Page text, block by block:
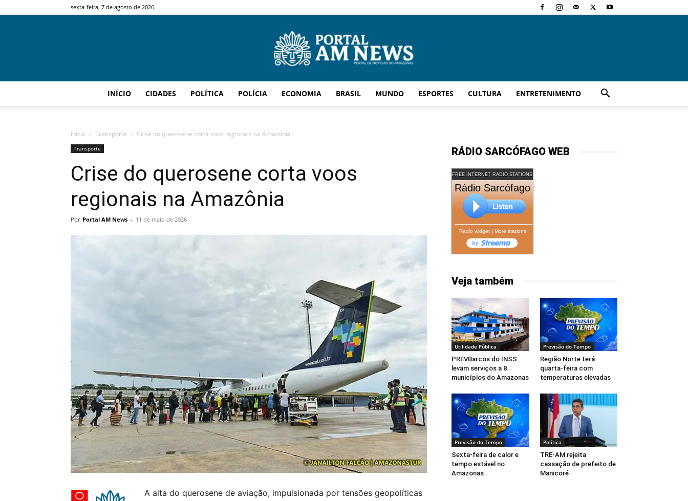
sexta-feira, 7 de agosto de 2026.
INÍCIO CIDADES POLÍTICA POLÍCIA ECONOMIA BRASIL MUNDO ESPORTES CULTURA ENTRETENIMENTO
Início Transporte Crise do querosene corta voos regionais na Amazônia
Transporte
Crise do querosene corta voos
regionais na Amazônia
Por Portal AM News - 11 de maio de 2026
A alta do querosene de aviação, impulsionada por tensões geopolíticas
RÁDIO SARCÓFAGO WEB
FREE INTERNET RADIO STATIONS
Rádio Sarcófago
Radio widget| More stations
Veja também
Utilidade Pública
PREVBarcos do INSS
levam serviços a 8
municípios do Amazonas
Previsão do Tempo
Região Norte terá
quarta-feira com
temperaturas elevadas
Previsão do Tempo
Sexta-feira de calor e
tempo estável no
Amazonas
Política
TRE-AM rejeita
cassação de prefeito de
Manicoré